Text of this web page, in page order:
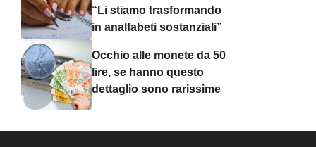
“Li stiamo trasformando
in analfabeti sostanziali”
Occhio alle monete da 50
lire, se hanno questo
dettaglio sono rarissime